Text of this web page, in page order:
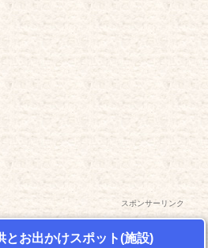
スポンサーリンク
とお出かけスポット(施設)